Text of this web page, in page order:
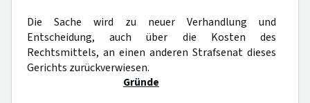
Die Sache wird zu neuer Verhandlung und
Entscheidung, auch über die Kosten des
Rechtsmittels, an einen anderen Strafsenat dieses
Gerichts zurückverwiesen.
Gründe